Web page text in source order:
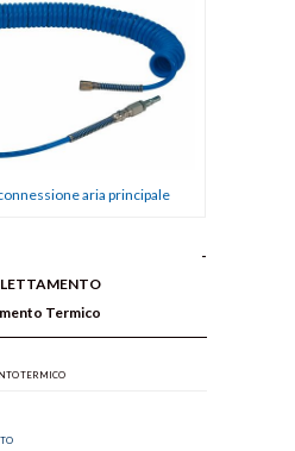
aria principale
Termico
TERMICO